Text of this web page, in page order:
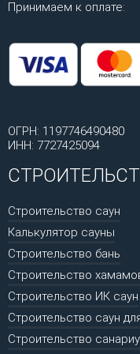
Принимаем к оплате:
ОГРН: 1197746490480
ИНН: 7727425094
Строительство саун
Калькулятор сауны
Строительство бань
Строительство
Строительство ИК саун
Строительство саун
Строительство